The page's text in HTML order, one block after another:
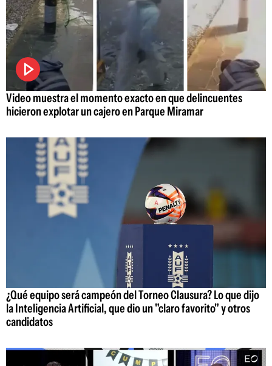
Video muestra el momento exacto en que delincuentes
hicieron explotar un cajero en Parque Miramar
¿Qué equipo será campeón del Torneo Clausura? Lo que dijo
la Inteligencia Artificial, que dio un "claro favorito" y otros
candidatos